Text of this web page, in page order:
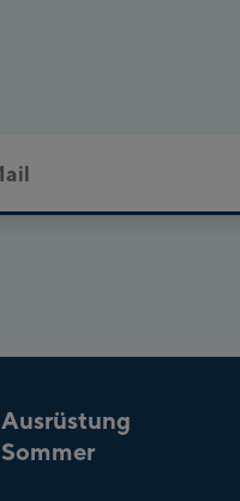
Ausrüstung
Sommer